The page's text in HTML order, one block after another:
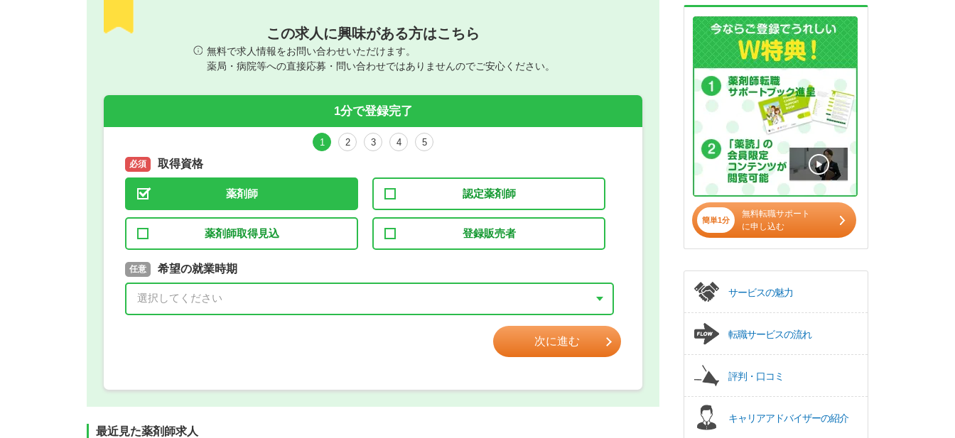
この求人に興味がある方はこちら
無料で求人情報をお問い合わせいただけます。
薬局・病院等への直接応募・問い合わせではありませんのでご安心ください。
1分で登録完了
1 2 3 4 5
必須 取得資格
薬剤師 認定薬剤師
薬剤師取得見込 登録販売者
必須 取得予定年
年 3月
任意 希望の就業時期
希望の働き方
正社員
パート(週4日～5日)
次に進む
最近見た薬剤師求人
簡単1分
無料転職サポート
に申し込む
サービスの魅力
転職サービスの流れ
評判・口コミ
キャリアアドバイザーの紹介